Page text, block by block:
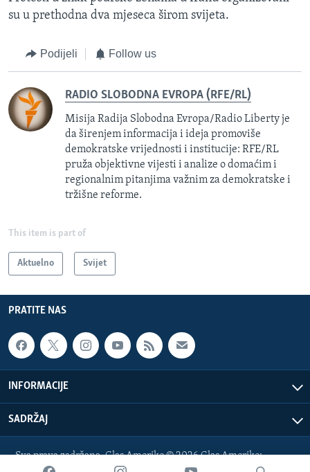
su u prethodna dva mjeseca širom svijeta.
Podijeli Follow us
RADIO SLOBODNA EVROPA (RFE/RL)
Misija Radija Slobodna Evropa/Radio Liberty je
da širenjem informacija i ideja promoviše
demokratske vrijednosti i institucije: RFE/RL
pruža objektivne vijesti i analize o domaćim i
regionalnim pitanjima važnim za demokratske i
tržišne reforme.
This item is part of
Aktuelno Svijet
PRATITE NAS
INFORMACIJE
SADRŽAJ
Sva prava zadržana. Glas Amerike © 2026 Glas Amerike:
bosnian-service@voanews.com